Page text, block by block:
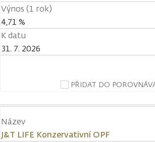
Výnos (1 rok)
4,71 %
K datu
31. 7. 2026
PŘIDAT DO
Název
J&T LIFE Konzervativní OPF